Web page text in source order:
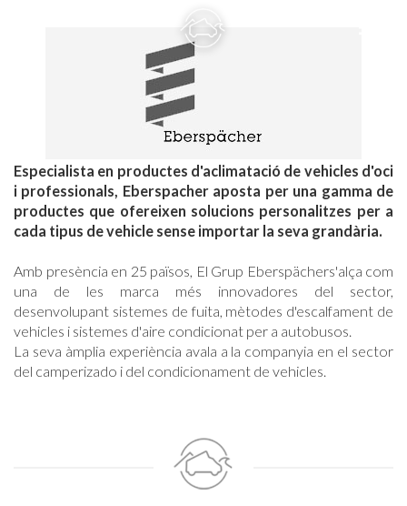
Especialista en productes d'aclimatació de vehicles d'oci
i professionals, Eberspacher aposta per una gamma de
productes que ofereixen solucions personalitzes per a
cada tipus de vehicle sense importar la seva grandària.
Amb presència en 25 països, El Grup Eberspächers'alça com
una de les marca més innovadores del sector,
desenvolupant sistemes de fuita, mètodes d'escalfament de
vehicles i sistemes d'aire condicionat per a autobusos.
La seva àmplia experiència avala a la companyia en el sector
del camperizado i del condicionament de vehicles.